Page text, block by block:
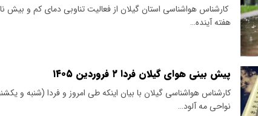
کارشناس هواشناسی استان گیلان از فعالیت تناوبی دمای کم و بیش
هفته آینده…
پیش بینی هوای گیلان فردا ۲ فروردین ۱۴۰۵
​کارشناس هواشناسی گیلان با بیان اینکه طی امروز و فردا (شنبه و
نواحی مه آلود…